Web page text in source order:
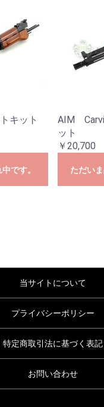
キット
です。
AIM
ット
￥20,700
ただい
当サイトについて
プライバシーポリシー
特定商取引法に基づく表記
お問い合わせ